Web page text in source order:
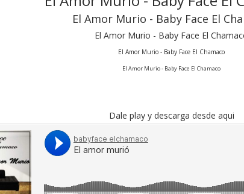
El Amor Murio - Baby Face El
El Amor Murio - Baby Face El
El Amor Murio - Baby Face El Chamaco
El Amor Murio - Baby Face El Chamaco
Dale play y descarga desde aqui